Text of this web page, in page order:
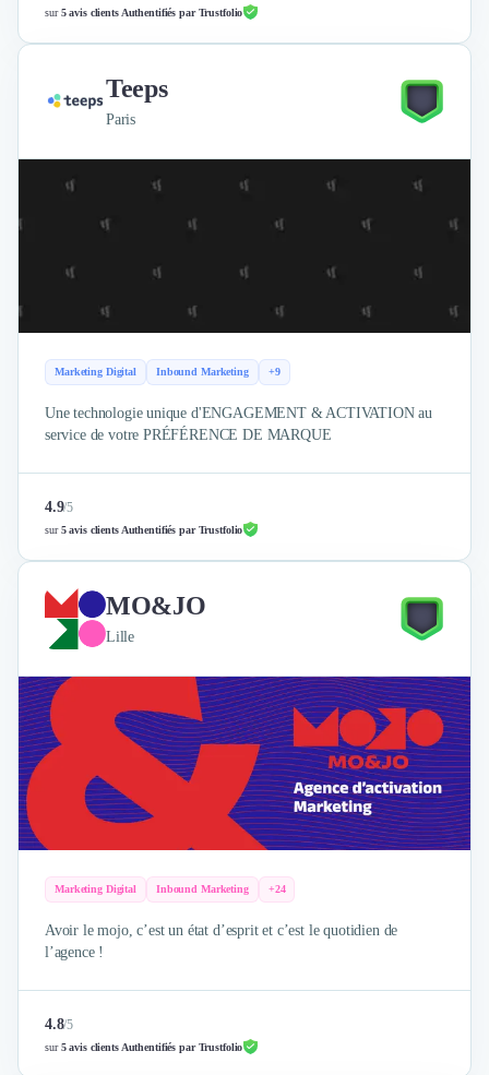
sur5 avis clients Authentifiés par Trustfolio
Teeps
Paris
Marketing Digital Inbound Marketing +9
Une technologie unique d'ENGAGEMENT & ACTIVATION au
service de votre PRÉFÉRENCE DE MARQUE
4.9/5
sur5 avis clients Authentifiés par Trustfolio
MO&JO
Lille
Marketing Digital Inbound Marketing +24
Avoir le mojo, c’est un état d’esprit et c’est le quotidien de
l’agence !
4.8/5
sur5 avis clients Authentifiés par Trustfolio